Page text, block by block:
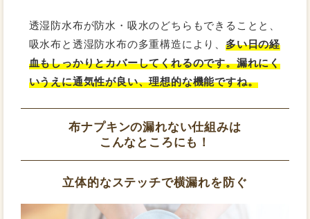
透湿防水布が防水・吸水のどちらもできることと、
吸水布と透湿防水布の多重構造により、多い日の経
血もしっかりとカバーしてくれるのです。漏れにく
いうえに通気性が良い、理想的な機能ですね。
布ナプキンの漏れない仕組みは
こんなところにも！
立体的なステッチで横漏れを防ぐ